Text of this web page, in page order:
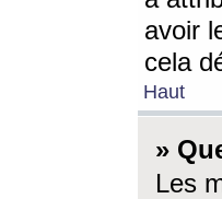
avoir
cela
Haut
»
Les